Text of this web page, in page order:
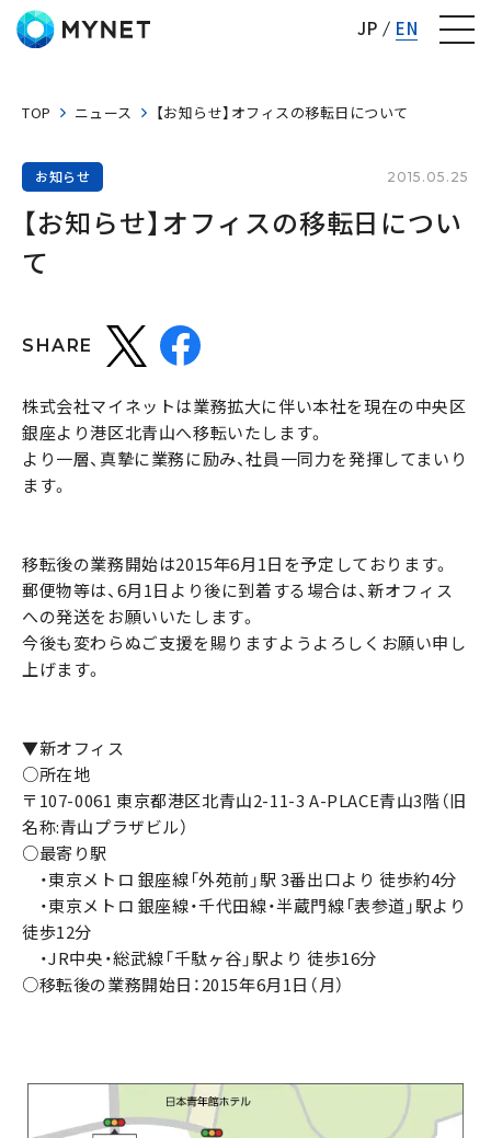
JP EN
TOP ニュース 【お知らせ】オフィスの移転日について
お知らせ 2015.05.25
【お知らせ】オフィスの移転日につい
て
SHARE
株式会社マイネットは業務拡大に伴い本社を現在の中央区
銀座より港区北青山へ移転いたします。
より一層、真摯に業務に励み、社員一同力を発揮してまいり
ます。
移転後の業務開始は2015年6月1日を予定しております。
郵便物等は、6月1日より後に到着する場合は、新オフィス
への発送をお願いいたします。
今後も変わらぬご支援を賜りますようよろしくお願い申し
上げます。
▼新オフィス
○所在地
〒107-0061 東京都港区北青山2-11-3 A-PLACE青山3階（旧
名称:青山プラザビル）
○最寄り駅
・東京メトロ 銀座線「外苑前」駅 3番出口より 徒歩約4分
・東京メトロ 銀座線・千代田線・半蔵門線「表参道」駅より
徒歩12分
・JR中央・総武線「千駄ヶ谷」駅より 徒歩16分
○移転後の業務開始日：2015年6月1日（月）